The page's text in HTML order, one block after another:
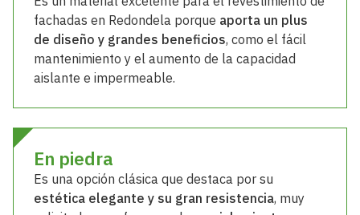
Es un material excelente para el revestimiento de
fachadas en Redondela porque aporta un plus
de diseño y grandes beneficios, como el fácil
mantenimiento y el aumento de la capacidad
aislante e impermeable.
En piedra
Es una opción clásica que destaca por su
estética elegante y su gran resistencia, muy